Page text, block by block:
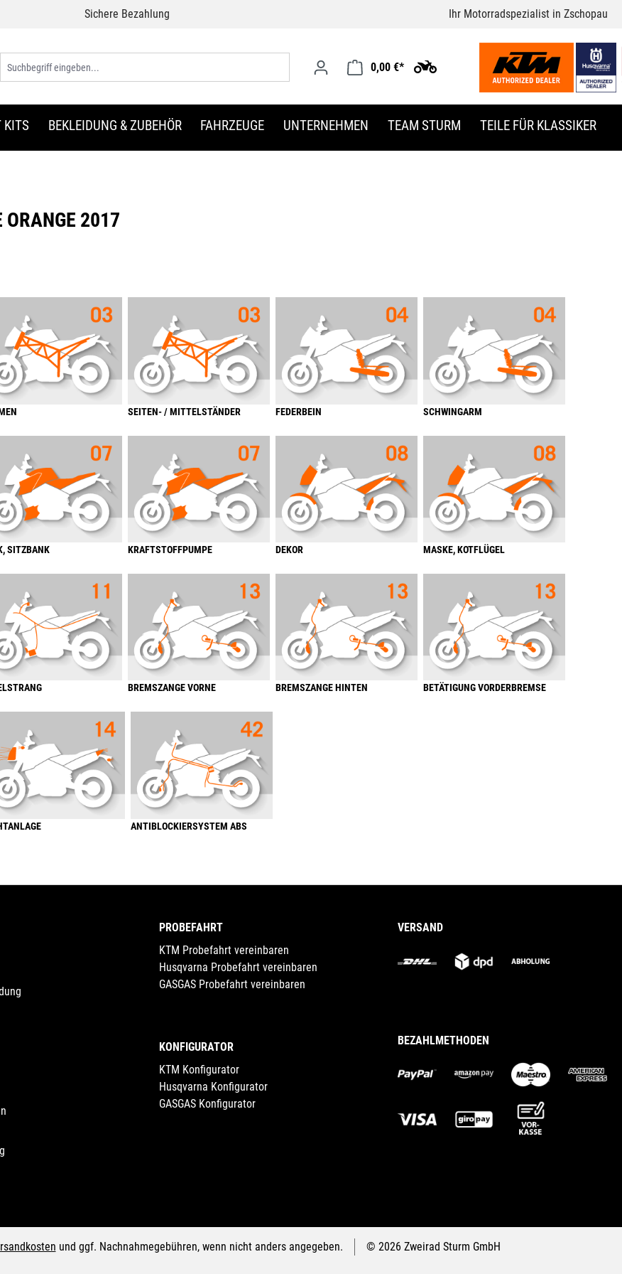
Sichere Bezahlung Ihr Motorradspezialist in Zschopau
0,00 €*
KITS BEKLEIDUNG & ZUBEHÖR FAHRZEUGE UNTERNEHMEN TEAM STURM TEILE FÜR KLASSIKER
ORANGE 2017
SEITEN- / MITTELSTÄNDER FEDERBEIN SCHWINGARM
SITZBANK KRAFTSTOFFPUMPE DEKOR MASKE, KOTFLÜGEL
BREMSZANGE VORNE BREMSZANGE HINTEN BETÄTIGUNG VORDERBREMSE
ANTIBLOCKIERSYSTEM ABS
PROBEFAHRT
KTM Probefahrt vereinbaren
Husqvarna Probefahrt vereinbaren
GASGAS Probefahrt vereinbaren
KONFIGURATOR
KTM Konfigurator
Husqvarna Konfigurator
GASGAS Konfigurator
VERSAND
BEZAHLMETHODEN
und ggf. Nachnahmegebühren, wenn nicht anders angegeben. © 2026 Zweirad Sturm GmbH